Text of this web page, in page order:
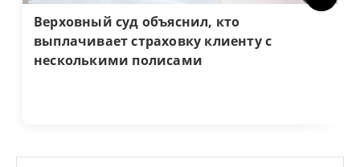
Верховный суд объяснил, кто
выплачивает страховку клиенту с
несколькими полисами